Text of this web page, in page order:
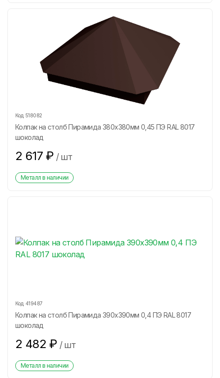
Код: 518082
Колпак на столб Пирамида 380х380мм 0,45 ПЭ RAL 8017
шоколад
2 617 ₽ / шт
Металл в наличии
Код: 419487
Колпак на столб Пирамида 390х390мм 0,4 ПЭ RAL 8017
шоколад
2 482 ₽ / шт
Металл в наличии